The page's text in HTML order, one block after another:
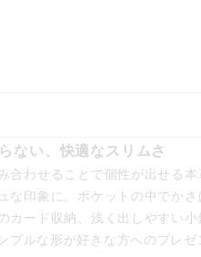
ない、快適なスリムさ
合わせることで個性が出せる
な印象に。ポケットの中でか
カード収納、浅く出しやすい
プルな形が好きな方へのプレゼ